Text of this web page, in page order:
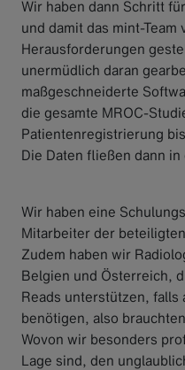
Wir haben dann Schritt
und damit das mint-Team
Herausforderungen
unermüdlich daran
maßgeschneiderte
die gesamte MROC-
Patientenregistrierung
Die Daten fließen dann
Wir haben eine
Mitarbeiter der
Zudem haben wir
Belgien und Österreich,
Reads unterstützen, falls
benötigen, also
Wovon wir besonders
Lage sind, den